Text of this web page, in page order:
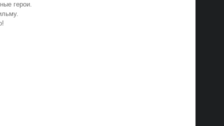
герои.